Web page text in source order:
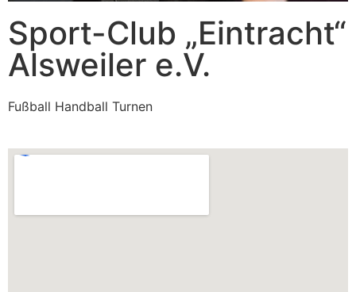
Sport-Club „Eintracht“
Alsweiler e.V.
Fußball Handball Turnen